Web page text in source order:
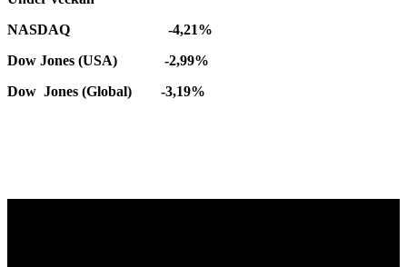
NASDAQ -4,21%
Dow Jones (USA) -2,99%
Dow Jones (Global) -3,19%